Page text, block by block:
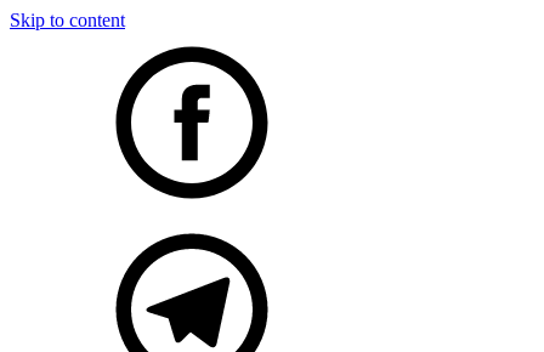
Skip to content